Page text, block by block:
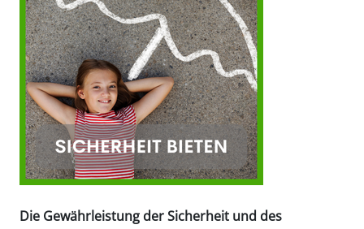
Die Gewährleistung der Sicherheit und des